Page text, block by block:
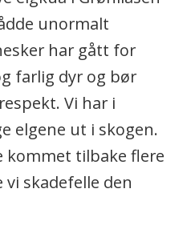
unormalt
har gått for
farlig dyr og bør
Vi har i
elgene ut i skogen.
kommet tilbake flere
skadefelle den